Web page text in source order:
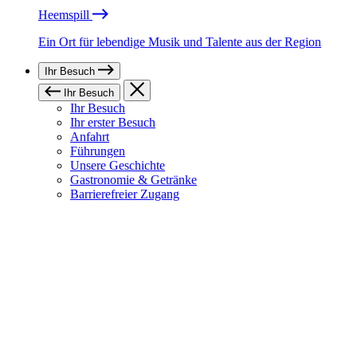
Heemspill
Ein Ort für lebendige Musik und Talente aus der Region
Ihr Besuch
Ihr Besuch
Ihr Besuch
Ihr erster Besuch
Anfahrt
Führungen
Unsere Geschichte
Gastronomie & Getränke
Barrierefreier Zugang